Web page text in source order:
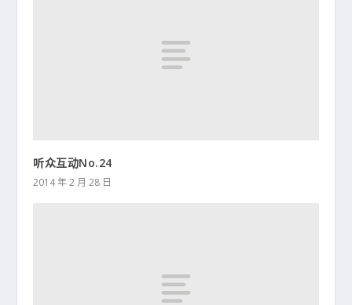
听众互动No.24
2014 年 2 月 28 日